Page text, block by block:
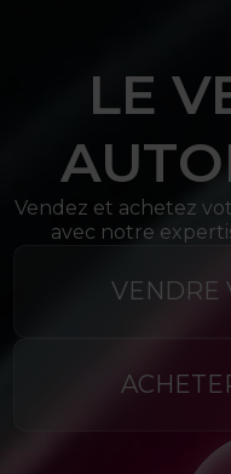
LE
Vendez et achetez
avec notre
VENDRE